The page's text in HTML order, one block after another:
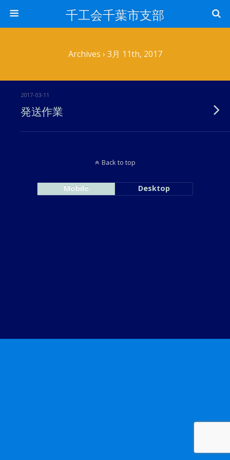
千工会千葉市支部
Archives › 3月 11th, 2017
2017-03-11
発送作業
Back to top
Mobile Desktop